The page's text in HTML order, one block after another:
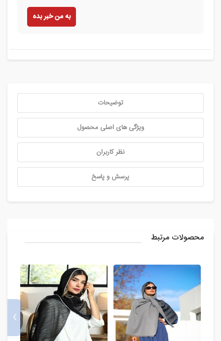
به من خبر بده
توضیحات
ویژگی های اصلی محصول
نظر کاربران
پرسش و پاسخ
محصولات مرتبط
›